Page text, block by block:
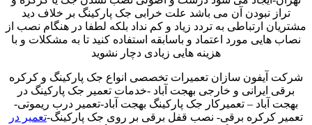
تراز نبودن آن می باشد علت خرابی جک پارکینگ بر خلاف دید
مشتریان ارتباطی به تردد زیاد و کم نداد بلکه لطفا در هنگام نصب از
نصاب هایی مورد اعتماد و باسابقه استفاده کنید تا به مشکلات و با
هزینه هایی زیادی دچار نشوید
شرکت آیفون سازان تعمیرات تخصصی انواع جک پارکینگ و کرکره
برقی ایرانی و خارجی بهجت آباد -خدمات تعمیر جک پارکینگ در
بهجت آباد – تعمیرکار جک پارکینگ بهجت آباد-تعمیر درب ریموتی-
تعمیر کرکره برقی- نصب قفل برقی بر روی جک پارکینگ-تعمیر در